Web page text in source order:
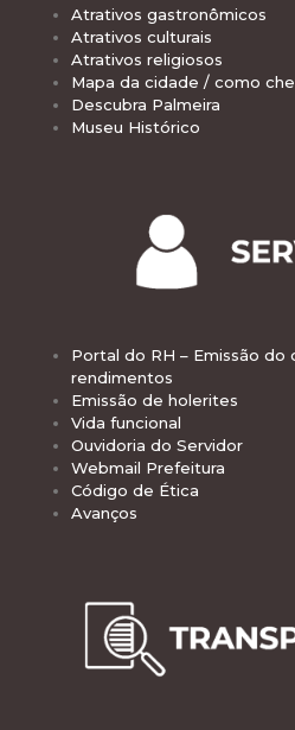
Atrativos gastronômicos
Atrativos culturais
Atrativos religiosos
Mapa da cidade / como
Descubra Palmeira
Museu Histórico
Portal do RH – Emissão
rendimentos
Emissão de holerites
Vida funcional
Ouvidoria do Servidor
Webmail Prefeitura
Código de Ética
Avanços